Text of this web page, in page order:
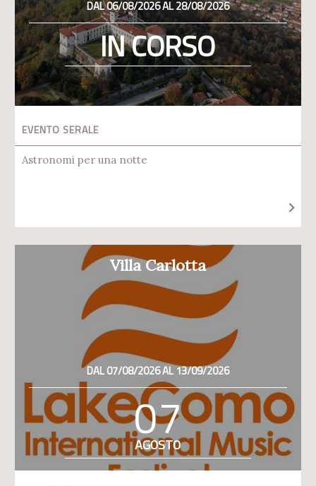
DAL 06/08/2026 AL 28/08/2026
IN CORSO
EVENTO SERALE
Astronomi per una notte
Villa Carlotta
DAL 07/08/2026 AL 13/09/2026
07
AGOSTO